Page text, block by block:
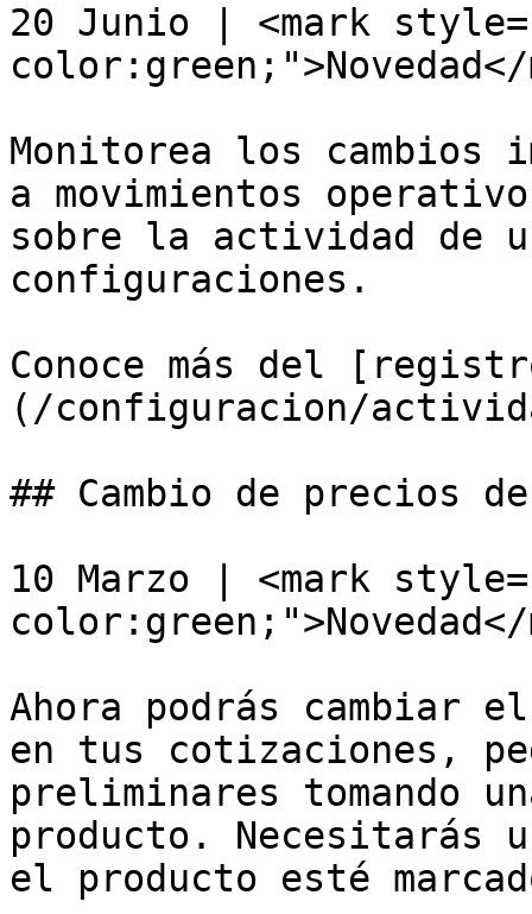
20 Junio | <mark
Monitorea los cambios
a movimientos
sobre la actividad de
configuraciones.
Conoce más del
(/configuracion/
## Cambio de precios
10 Marzo | <mark
Ahora podrás cambiar
en tus cotizaciones,
preliminares tomando
producto. Necesitarás
el producto esté